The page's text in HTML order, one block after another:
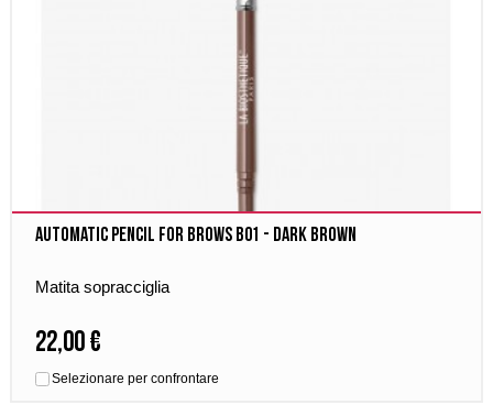
Automatic Pencil for brows B01 - Dark Brown
Matita sopracciglia
22,00 €
Selezionare per confrontare